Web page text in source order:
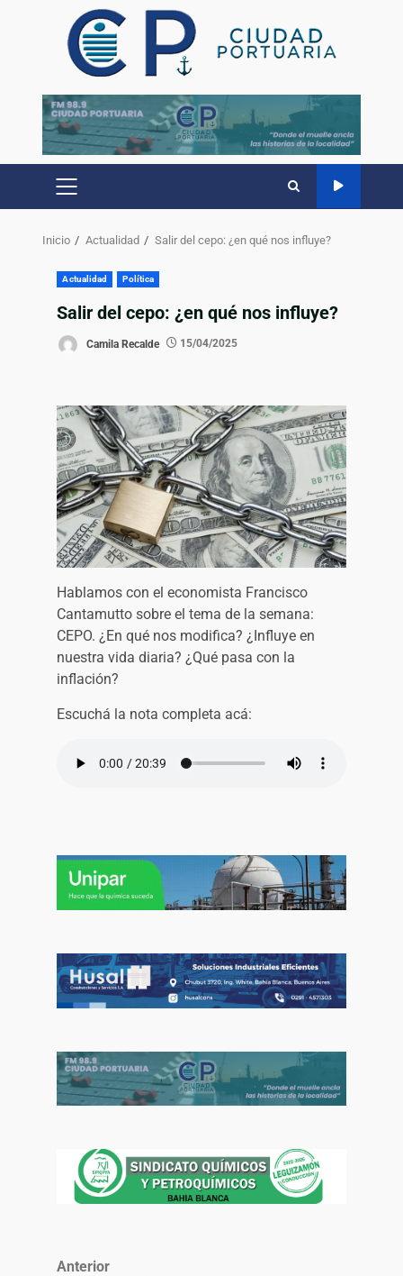
Inicio Actualidad Salir del cepo: ¿en qué nos influye?
Actualidad Política
Salir del cepo: ¿en qué nos influye?
Camila Recalde 15/04/2025
Hablamos con el economista Francisco
Cantamutto sobre el tema de la semana:
CEPO. ¿En qué nos modifica? ¿Influye en
nuestra vida diaria? ¿Qué pasa con la
inflación?
Escuchá la nota completa acá:
Anterior